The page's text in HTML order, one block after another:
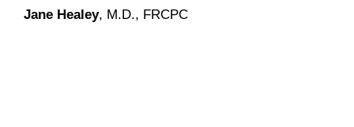
Jane Healey, M.D., FRCPC